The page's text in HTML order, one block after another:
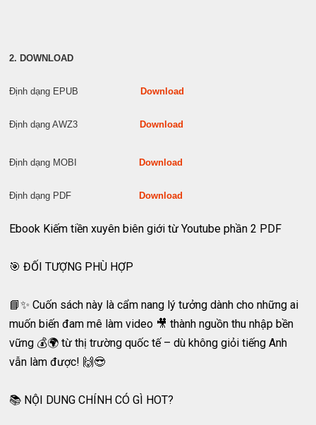
2. DOWNLOAD
Định dạng EPUBDownload
Định dạng AWZ3Download
Định dạng MOBIDownload
Định dạng PDFDownload
Ebook Kiếm tiền xuyên biên giới từ Youtube phần 2 PDF
🎯 ĐỐI TƯỢNG PHÙ HỢP
📘✨ Cuốn sách này là cẩm nang lý tưởng dành cho những ai
muốn biến đam mê làm video 🎥 thành nguồn thu nhập bền
vững 💰🌍 từ thị trường quốc tế – dù không giỏi tiếng Anh
vẫn làm được! 🙌😎
📚 NỘI DUNG CHÍNH CÓ GÌ HOT?